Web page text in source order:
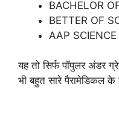
BACHELOR
BETTER OF
AAP
यह तो सिर्फ पॉपुलर अंडर
भी बहुत सारे पैरामेडिकल के